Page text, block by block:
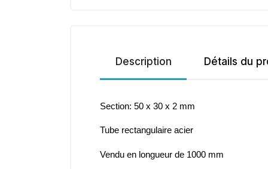
Description Détails du
Section: 50 x 30 x 2 mm
Tube rectangulaire acier
Vendu en longueur de 1000 mm